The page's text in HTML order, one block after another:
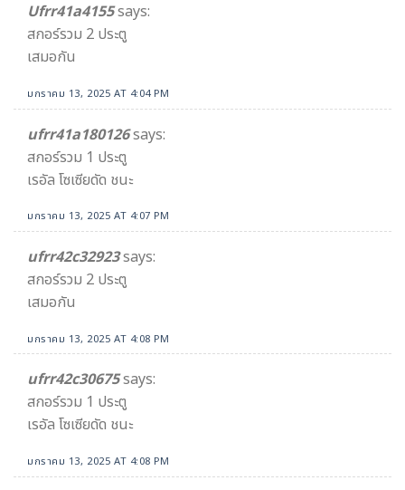
Ufrr41a4155says:
สกอร์รวม 2 ประตู
เสมอกัน
มกราคม 13, 2025 AT 4:04 PM
ufrr41a180126says:
สกอร์รวม 1 ประตู
เรอัล โซเซียดัด ชนะ
มกราคม 13, 2025 AT 4:07 PM
ufrr42c32923says:
สกอร์รวม 2 ประตู
เสมอกัน
มกราคม 13, 2025 AT 4:08 PM
ufrr42c30675says:
สกอร์รวม 1 ประตู
เรอัล โซเซียดัด ชนะ
มกราคม 13, 2025 AT 4:08 PM